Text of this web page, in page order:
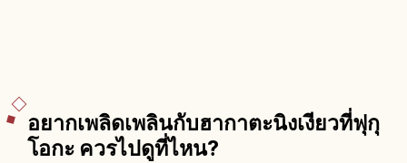
อยากเพลิดเพลินกับฮากาตะนิงเงียวที่ฟุกุ
โอกะ ควรไปดูที่ไหน?